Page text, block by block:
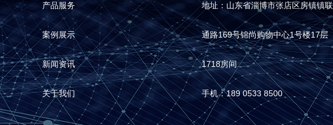
产品服务
案例展示
新闻资讯
关于我们
地址：山东省淄博市张店区房镇镇联
通路169号锦尚购物中心1号楼17层
1718房间
手机：189 0533 8500